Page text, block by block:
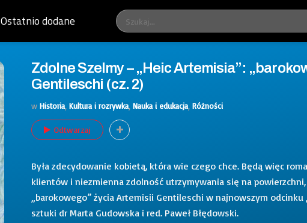
Ostatnio dodane
Zdolne Szelmy – „Heic Artemisia”:
Gentileschi (cz. 2)
w Historia Kultura i rozrywka Nauka i edukacja Różności
Odtwarzaj
Była zdecydowanie kobietą, która wie czego chce. Będą więc
klientów i niezmienna zdolność utrzymywania się na
„barokowego” życia Artemisii Gentileschi w najnowszym
sztuki dr Marta Gudowska i red. Paweł Błędowski.